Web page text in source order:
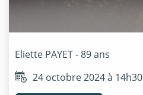
Eliette PAYET- 89 ans
24 octobre 2024 à 14h30